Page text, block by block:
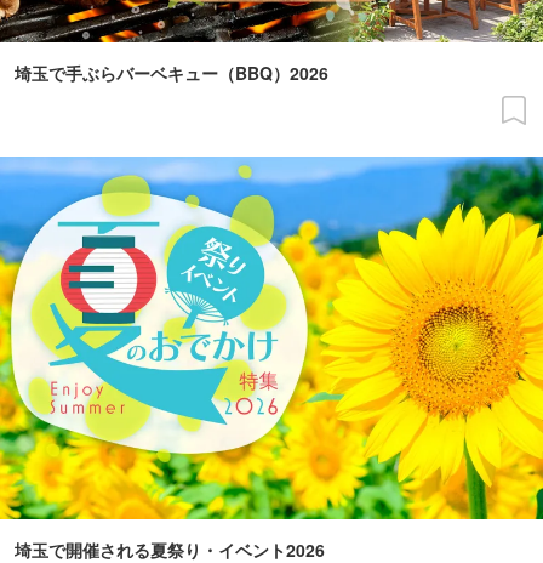
埼玉で手ぶらバーベキュー（BBQ）2026
埼玉で開催される夏祭り・イベント2026